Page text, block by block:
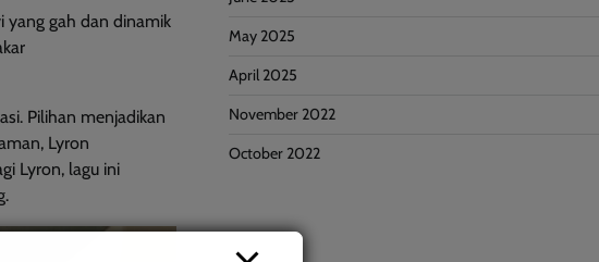
yang gah dan dinamik
Pilihan menjadikan
Lyron
Lyron, lagu ini
May 2025
April 2025
November 2022
October 2022